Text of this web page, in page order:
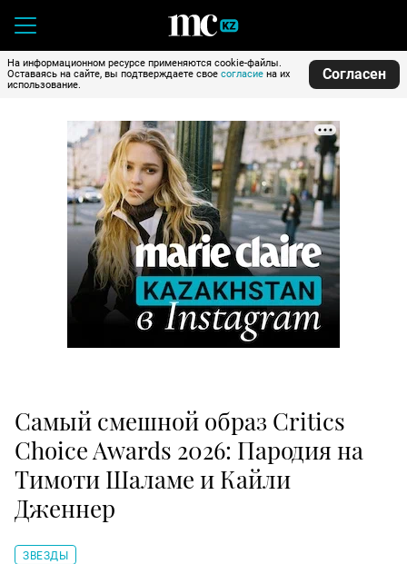
На информационном ресурсе применяются cookie-файлы.
Оставаясь на сайте, вы подтверждаете свое согласие на их
использование.
Согласен
Самый смешной образ Critics
Choice Awards 2026: Пародия на
Тимоти Шаламе и Кайли
Дженнер
ЗВЕЗДЫ